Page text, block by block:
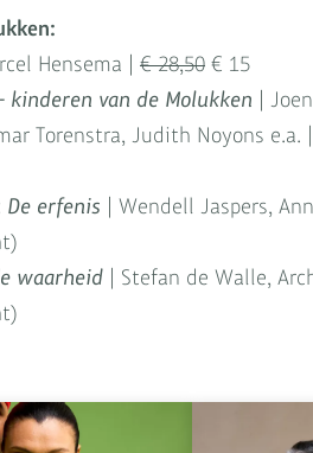
Hensema | € 28,50 € 15
kinderen van de Molukken |
Torenstra, Judith Noyons e.a. |
De erfenis | Wendell Jaspers,
waarheid | Stefan de Walle,